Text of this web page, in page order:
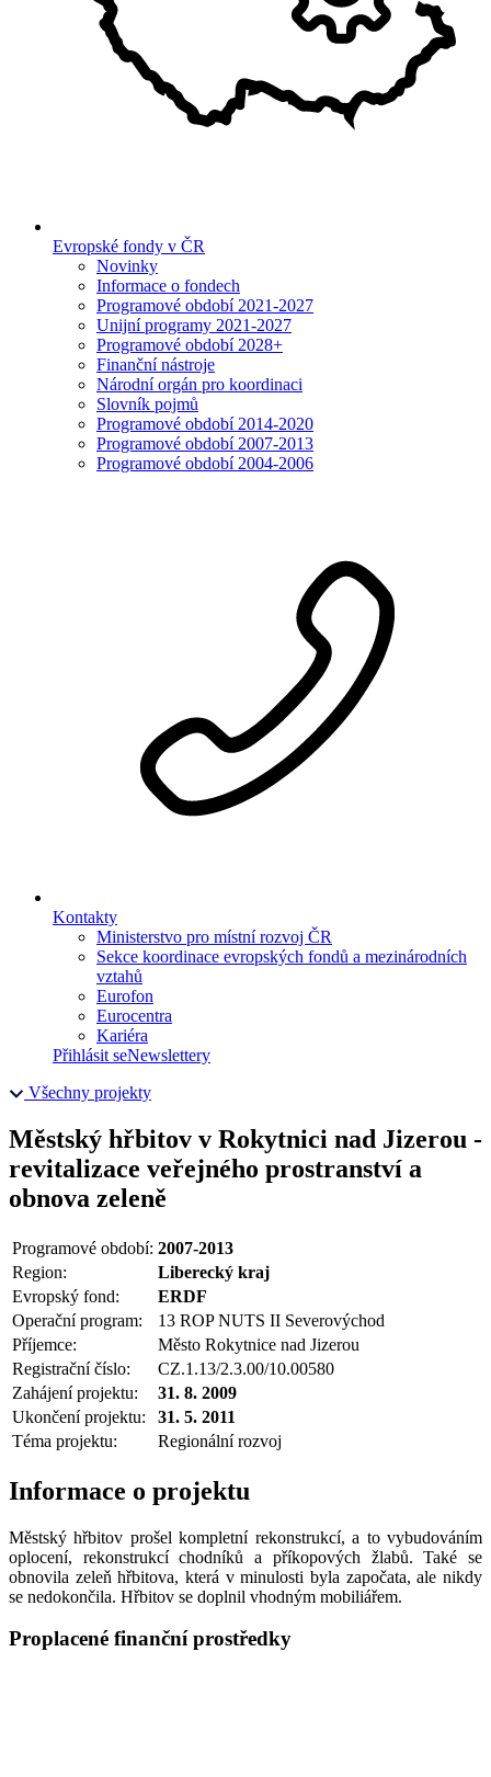
Evropské fondy v ČR
Novinky
Informace o fondech
Programové období 2021-2027
Unijní programy 2021-2027
Programové období 2028+
Finanční nástroje
Národní orgán pro koordinaci
Slovník pojmů
Programové období 2014-2020
Programové období 2007-2013
Programové období 2004-2006
Kontakty
Ministerstvo pro místní rozvoj ČR
Sekce koordinace evropských fondů a mezinárodních
vztahů
Eurofon
Eurocentra
Kariéra
Přihlásit seNewslettery
Všechny projekty
Městský hřbitov v Rokytnici nad Jizerou -
revitalizace veřejného prostranství a
obnova zeleně
Programové období: 2007-2013
Region:
Liberecký kraj
Evropský fond:
ERDF
Operační program:
13 ROP NUTS II Severovýchod
Příjemce:
Město Rokytnice nad Jizerou
Registrační číslo:
CZ.1.13/2.3.00/10.00580
Zahájení projektu:
31. 8. 2009
Ukončení projektu:
31. 5. 2011
Téma projektu:
Regionální rozvoj
Informace o projektu
Městský hřbitov prošel kompletní rekonstrukcí, a to vybudováním
oplocení, rekonstrukcí chodníků a příkopových žlabů. Také se
obnovila zeleň hřbitova, která v minulosti byla započata, ale nikdy
se nedokončila. Hřbitov se doplnil vhodným mobiliářem.
Proplacené finanční prostředky